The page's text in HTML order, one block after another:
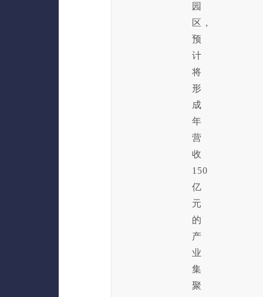
园
区，
预
计
将
形
成
年
营
收
150
亿
元
的
产
业
集
聚